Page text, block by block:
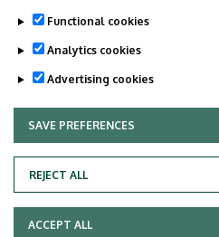
Adatvédelem
Functional cookies
Analytics cookies
Advertising cookies
SAVE PREFERENCES
REJECT ALL
WITHDRAW CONSENT
ACCEPT ALL